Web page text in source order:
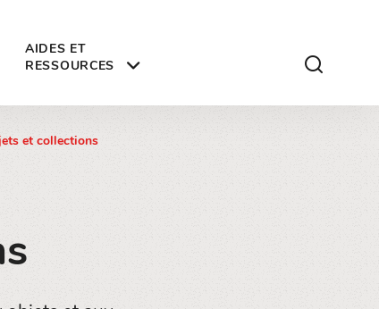
AIDES ET
RESSOURCES
et collections